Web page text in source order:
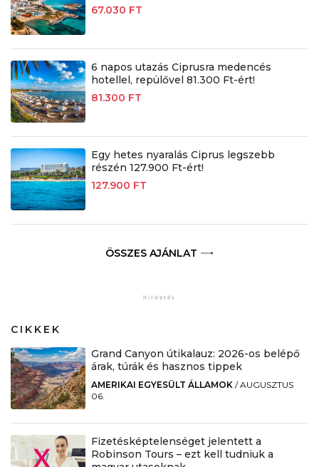
67.030 FT
6 napos utazás Ciprusra medencés
hotellel, repülővel 81.300 Ft-ért!
81.300 FT
Egy hetes nyaralás Ciprus legszebb
részén 127.900 Ft-ért!
127.900 FT
ÖSSZES AJÁNLAT
CIKKEK
Grand Canyon útikalauz: 2026-os belépő
árak, túrák és hasznos tippek
AMERIKAI EGYESÜLT ÁLLAMOK /AUGUSZTUS
06.
Fizetésképtelenséget jelentett a
Robinson Tours – ezt kell tudniuk a